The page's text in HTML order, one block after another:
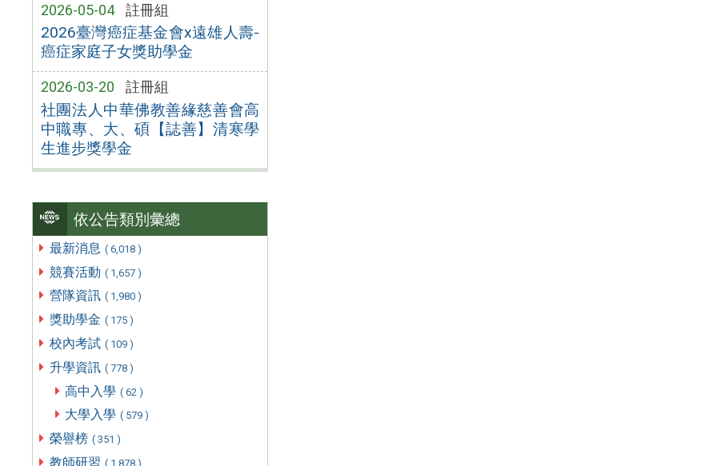
2026-05-04 註冊組
2026臺灣癌症基金會x遠雄人壽-
癌症家庭子女獎助學金
2026-03-20 註冊組
社團法人中華佛教善緣慈善會高
中職專、大、碩【誌善】清寒學
生進步獎學金
依公告類別彙總
最新消息 ( 6,018 )
競賽活動 ( 1,657 )
營隊資訊 ( 1,980 )
獎助學金 ( 175 )
校內考試 ( 109 )
升學資訊 ( 778 )
高中入學 ( 62 )
大學入學 ( 579 )
榮譽榜 ( 351 )
教師研習 ( 1,878 )